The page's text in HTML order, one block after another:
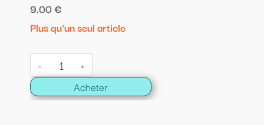
9.00 €
Plus qu'un seul article
- +
Acheter